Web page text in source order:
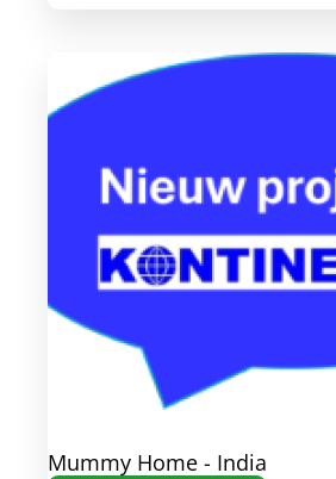
Mummy Home - India